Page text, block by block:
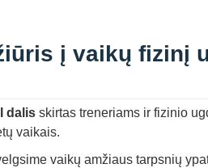
į vaikų fizinį
II dalis skirtas treneriams ir fizinio
vaikais.
vaikų amžiaus tarpsnių